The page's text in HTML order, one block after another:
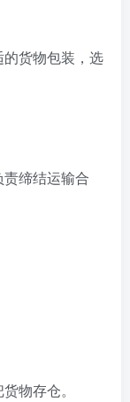
的货物包装，选
责缔结运输合
物存仓。